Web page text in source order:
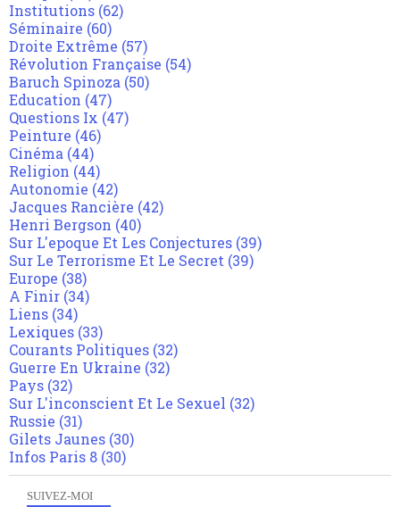
SUIVEZ-MOI
Institutions (62)
Séminaire (60)
Droite Extrême (57)
Révolution Française (54)
Baruch Spinoza (50)
Education (47)
Questions Ix (47)
Peinture (46)
Cinéma (44)
Religion (44)
Autonomie (42)
Jacques Rancière (42)
Henri Bergson (40)
Sur L'epoque Et Les Conjectures (39)
Sur Le Terrorisme Et Le Secret (39)
Europe (38)
A Finir (34)
Liens (34)
Lexiques (33)
Courants Politiques (32)
Guerre En Ukraine (32)
Pays (32)
Sur L'inconscient Et Le Sexuel (32)
Russie (31)
Gilets Jaunes (30)
Infos Paris 8 (30)